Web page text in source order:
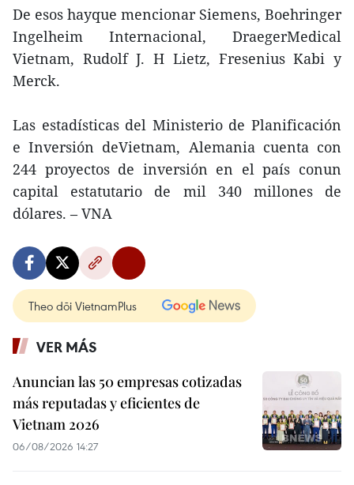
De esos hayque mencionar Siemens, Boehringer
Ingelheim Internacional, DraegerMedical
Vietnam, Rudolf J. H Lietz, Fresenius Kabi y
Merck.
Las estadísticas del Ministerio de Planificación
e Inversión deVietnam, Alemania cuenta con
244 proyectos de inversión en el país conun
capital estatutario de mil 340 millones de
dólares. – VNA
Theo dõi VietnamPlus
VER MÁS
Anuncian las 50 empresas cotizadas
más reputadas y eficientes de
Vietnam 2026
06/08/2026 14:27